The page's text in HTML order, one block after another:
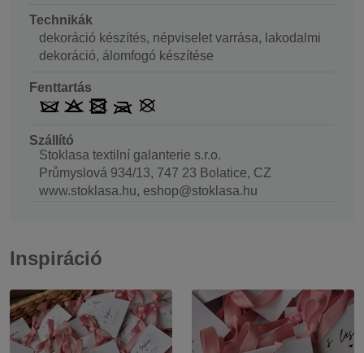
Technikák
dekoráció készítés, népviselet varrása, lakodalmi
dekoráció, álomfogó készítése
Fenttartás
Szállító
Stoklasa textilní galanterie s.r.o.
Průmyslová 934/13, 747 23 Bolatice, CZ
www.stoklasa.hu, eshop@stoklasa.hu
Inspiráció